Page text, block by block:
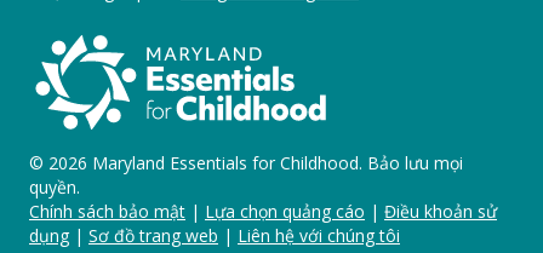
© 2026 Maryland Essentials for Childhood. Bảo lưu mọi
quyền.
Chính sách bảo mật | Lựa chọn quảng cáo | Điều khoản sử
dụng| Sơ đồ trang web | Liên hệ với chúng tôi